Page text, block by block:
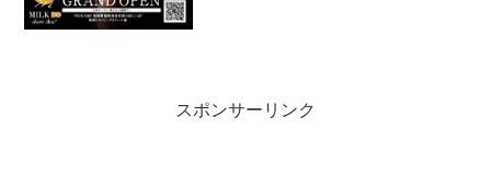
スポンサーリンク